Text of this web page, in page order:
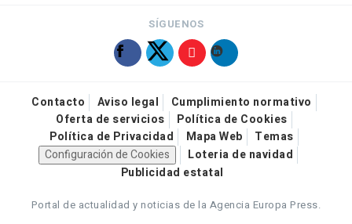
SÍGUENOS
Contacto Aviso legal
Cumplimiento normativo
Oferta de servicios
Política de Cookies
Política de Privacidad
Mapa Web
Temas
Configuración de Cookies
Loteria de navidad
Publicidad estatal
Portal de actualidad y noticias de la Agencia Europa Press.